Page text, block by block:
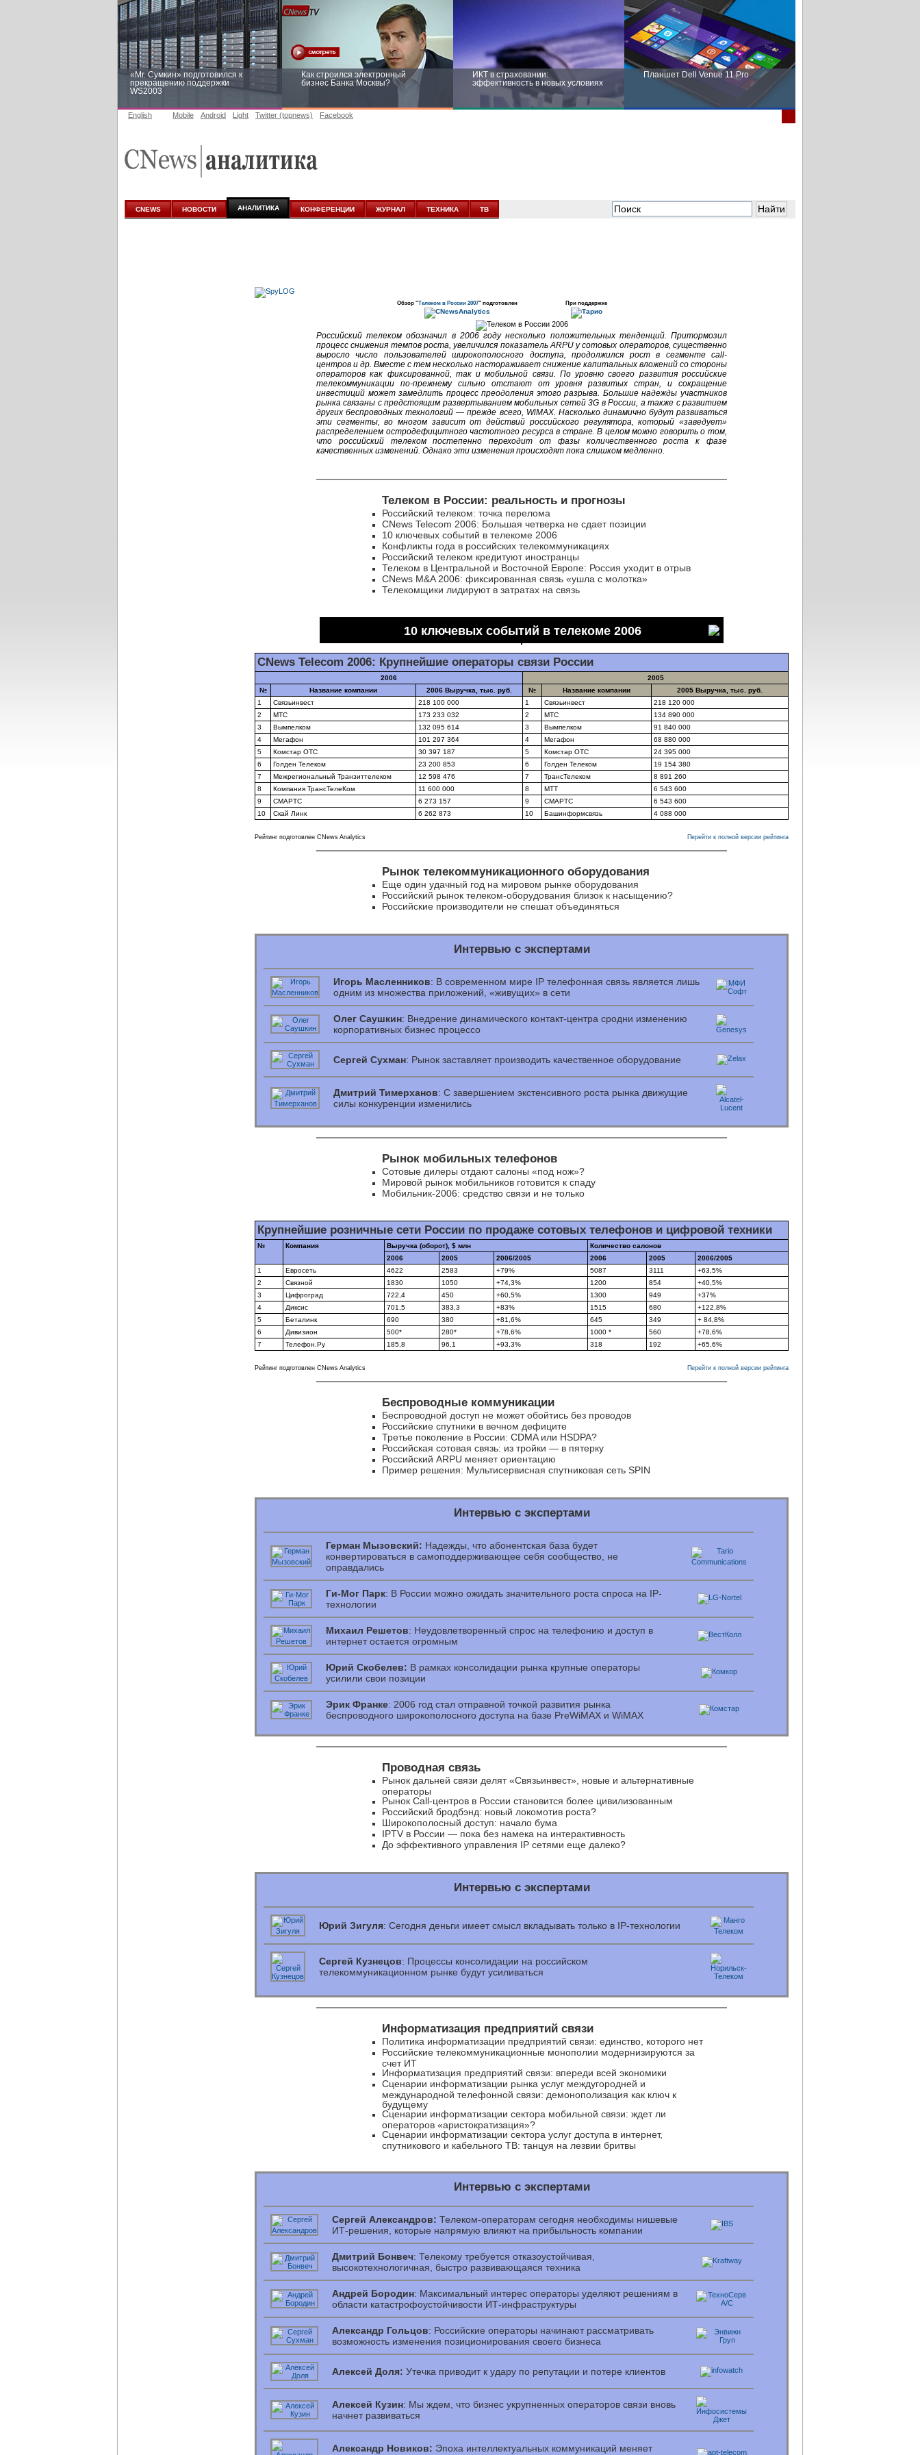
«Mr. Сумкин» подготовился к
прекращению поддержки
WS2003
Как строился электронный
бизнес Банка Москвы?
ИКТ в страховании:
эффективность в новых условиях
Планшет Dell Venue 11 Pro
аналитике
новых условиях
English Mobile Android Light Twitter (topnews) Facebook
CNEWS НОВОСТИ АНАЛИТИКА КОНФЕРЕНЦИИ ЖУРНАЛ ТЕХНИКА ТВ
Обзор "Телеком в России 2007" подготовлен При поддержке
Российский телеком обозначил в 2006 году несколько положительных тенденций. Притормозил
процесс снижения темпов роста, увеличился показатель ARPU у сотовых операторов, существенно
выросло число пользователей широкополосного доступа, продолжился рост в сегменте call-
центров и др. Вместе с тем несколько настораживает снижение капитальных вложений со стороны
операторов как фиксированной, так и мобильной связи. По уровню своего развития российские
телекоммуникации по-прежнему сильно отстают от уровня развитых стран, и сокращение
инвестиций может замедлить процесс преодоления этого разрыва. Большие надежды участников
рынка связаны с предстоящим развертыванием мобильных сетей 3G в России, а также с развитием
других беспроводных технологий — прежде всего, WiMAX. Насколько динамично будут развиваться
эти сегменты, во многом зависит от действий российского регулятора, который «заведует»
распределением остродефицитного частотного ресурса в стране. В целом можно говорить о том,
что российский телеком постепенно переходит от фазы количественного роста к фазе
качественных изменений. Однако эти изменения происходят пока слишком медленно.
Телеком в России: реальность и прогнозы
Российский телеком: точка перелома
CNews Telecom 2006: Большая четверка не сдает позиции
10 ключевых событий в телекоме 2006
Конфликты года в российских телекоммуникациях
Российский телеком кредитуют иностранцы
Телеком в Центральной и Восточной Европе: Россия уходит в отрыв
CNews M&A 2006: фиксированная связь «ушла с молотка»
Телекомщики лидируют в затратах на связь
10 ключевых событий в телекоме 2006
CNews Telecom 2006: Крупнейшие операторы связи России
2006
2005
№
Название компании 2006 Выручка, тыс. руб. № Название компании
2005 Выручка, тыс. руб.
1
Связьинвест 218 100 000 1 Связьинвест
218 120 000
2
МТС 173 233 032 2 МТС
134 890 000
3
Вымпелком 132 095 614 3 Вымпелком
91 840 000
4
Мегафон 101 297 364 4 Мегафон
68 880 000
5
Комстар ОТС 30 397 187 5 Комстар ОТС
24 395 000
6
Голден Телеком 23 200 853 6 Голден Телеком
19 154 380
7
Межрегиональный Транзиттелеком 12 598 476 7 ТрансТелеком
8 891 260
8
Компания ТрансТелеКом 11 600 000 8 МТТ
6 543 600
9
СМАРТС 6 273 157 9 СМАРТС
6 543 600
10
Скай Линк 6 262 873 10 Башинформсвязь 4 088 000
Рейтинг подготовлен CNews Analytics Перейти к полной версии рейтинга
Рынок телекоммуникационного оборудования
Еще один удачный год на мировом рынке оборудования
Российский рынок телеком-оборудования близок к насыщению?
Российские производители не спешат объединяться
Интервью с экспертами
Игорь Масленников: В современном мире IP телефонная связь является лишь
одним из множества приложений, «живущих» в сети
Олег Саушкин: Внедрение динамического контакт-центра сродни изменению
корпоративных бизнес процессо
Сергей Сухман: Рынок заставляет производить качественное оборудование
Дмитрий Тимерханов: С завершением экстенсивного роста рынка движущие
силы конкуренции изменились
Рынок мобильных телефонов
Сотовые дилеры отдают салоны «под нож»?
Мировой рынок мобильников готовится к спаду
Мобильник-2006: средство связи и не только
Крупнейшие розничные сети России по продаже сотовых телефонов и цифровой техники
№ Компания Выручка (оборот), $ млн
Количество салонов
2006
2005 2006/2005 2006 2005
2006/2005
1
Евросеть 4622 2583 +79% 5087 3111
+63,5%
2
Связной 1830 1050 +74,3% 1200 854
+40,5%
3
Цифроград 722,4 450 +60,5% 1300 949
+37%
4
Диксис 701,5 383,3 +83% 1515 680
+122,8%
5
Беталинк 690 380 +81,6% 645 349
+ 84,8%
6
Дивизион 500* 280* +78,6% 1000 * 560
+78,6%
7
Телефон.Ру 185,8 96,1 +93,3% 318 192 +65,6%
Рейтинг подготовлен CNews Analytics Перейти к полной версии рейтинга
Беспроводные коммуникации
Беспроводной доступ не может обойтись без проводов
Российские спутники в вечном дефиците
Третье поколение в России: CDMA или HSDPA?
Российская сотовая связь: из тройки — в пятерку
Российский ARPU меняет ориентацию
Пример решения: Мультисервисная спутниковая сеть SPIN
Интервью с экспертами
Герман Мызовский: Надежды, что абонентская база будет
конвертироваться в самоподдерживающее себя сообщество, не
оправдались
Ги-Мог Парк: В России можно ожидать значительного роста спроса на IP-
технологии
Михаил Решетов: Неудовлетворенный спрос на телефонию и доступ в
интернет остается огромным
Юрий Скобелев: В рамках консолидации рынка крупные операторы
усилили свои позиции
Эрик Франке: 2006 год стал отправной точкой развития рынка
беспроводного широкополосного доступа на базе PreWiMAX и WiMAX
Проводная связь
Рынок дальней связи делят «Связьинвест», новые и альтернативные
операторы
Рынок Call-центров в России становится более цивилизованным
Российский бродбэнд: новый локомотив роста?
Широкополосный доступ: начало бума
IPTV в России — пока без намека на интерактивность
До эффективного управления IP сетями еще далеко?
Интервью с экспертами
Юрий Зигуля: Сегодня деньги имеет смысл вкладывать только в IP-технологии
Сергей Кузнецов: Процессы консолидации на российском
телекоммуникационном рынке будут усиливаться
Информатизация предприятий связи
Политика информатизации предприятий связи: единство, которого нет
Российские телекоммуникационные монополии модернизируются за
счет ИТ
Информатизация предприятий связи: впереди всей экономики
Сценарии информатизации рынка услуг междугородней и
международной телефонной связи: демонополизация как ключ к
будущему
Сценарии информатизации сектора мобильной связи: ждет ли
операторов «аристократизация»?
Сценарии информатизации сектора услуг доступа в интернет,
спутникового и кабельного ТВ: танцуя на лезвии бритвы
Интервью с экспертами
Сергей Александров: Телеком-операторам сегодня необходимы нишевые
ИТ-решения, которые напрямую влияют на прибыльность компании
Дмитрий Бонвеч: Телекому требуется отказоустойчивая,
высокотехнологичная, быстро развивающаяся техника
Андрей Бородин: Максимальный интерес операторы уделяют решениям в
области катастрофоустойчивости ИТ-инфраструктуры
Александр Гольцов: Российские операторы начинают рассматривать
возможность изменения позиционирования своего бизнеса
Алексей Доля: Утечка приводит к удару по репутации и потере клиентов
Алексей Кузин: Мы ждем, что бизнес укрупненных операторов связи вновь
начнет развиваться
Александр Новиков: Эпоха интеллектуальных коммуникаций меняет